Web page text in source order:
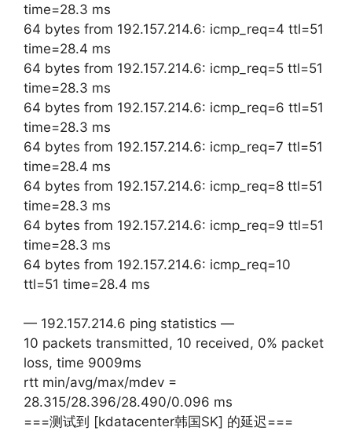
time=28.3 ms
64 bytes from 192.157.214.6: icmp_req=4 ttl=51
time=28.4 ms
64 bytes from 192.157.214.6: icmp_req=5 ttl=51
time=28.3 ms
64 bytes from 192.157.214.6: icmp_req=6 ttl=51
time=28.3 ms
64 bytes from 192.157.214.6: icmp_req=7 ttl=51
time=28.4 ms
64 bytes from 192.157.214.6: icmp_req=8 ttl=51
time=28.3 ms
64 bytes from 192.157.214.6: icmp_req=9 ttl=51
time=28.3 ms
64 bytes from 192.157.214.6: icmp_req=10
ttl=51 time=28.4 ms
— 192.157.214.6 ping statistics —
10 packets transmitted, 10 received, 0% packet
loss, time 9009ms
rtt min/avg/max/mdev =
28.315/28.396/28.490/0.096 ms
===测试到 [kdatacenter韩国SK] 的延迟===